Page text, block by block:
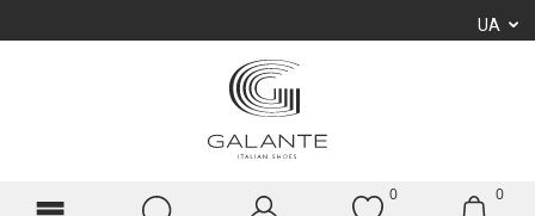
UA
0 0